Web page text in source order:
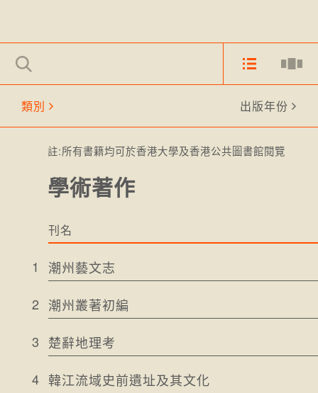
類別 出版年份
註:所有書籍均可於香港大學及香港公共圖書館閱覽
學術著作
刊名
1
潮州藝文志
2 潮州叢著初編
3 楚辭地理考
4 韓江流域史前遺址及其文化